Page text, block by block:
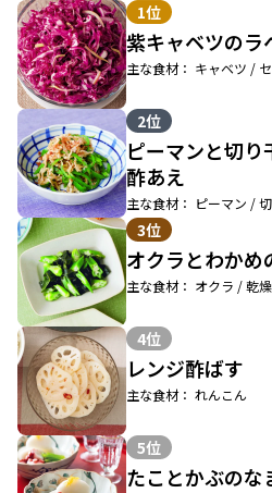
1位
紫キャベツのラ
主な食材： キャベツ /
2位
ピーマンと切
酢あえ
主な食材： ピーマン /
3位
オクラとわかめ
主な食材： オクラ / 乾
4位
レンジ酢ばす
主な食材： れんこん
5位
たことかぶのな